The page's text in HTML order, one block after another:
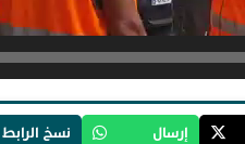
إرسال نسخ الرابط